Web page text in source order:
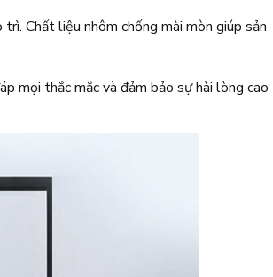
Chất liệu nhôm chống mài mòn giúp sản
mọi thắc mắc và đảm bảo sự hài lòng cao